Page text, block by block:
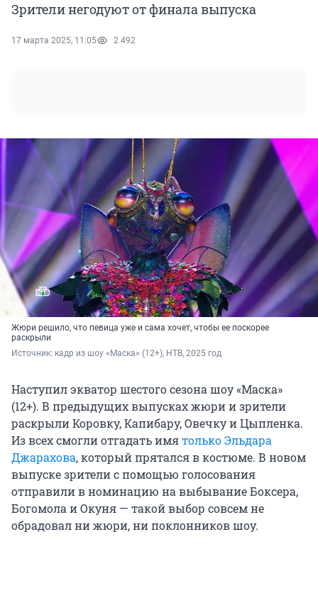
Зрители негодуют от финала выпуска
17 марта 2025, 11:05 2 492
Жюри решило, что певица уже и сама хочет, чтобы ее поскорее
раскрыли
Источник: кадр из шоу «Маска» (12+), НТВ, 2025 год
Наступил экватор шестого сезона шоу «Маска»
(12+). В предыдущих выпусках жюри и зрители
раскрыли Коровку, Капибару, Овечку и Цыпленка.
Из всех смогли отгадать имятолько Эльдара
Джарахова, который прятался в костюме. В новом
выпуске зрители с помощью голосования
отправили в номинацию на выбывание Боксера,
Богомола и Окуня — такой выбор совсем не
обрадовал ни жюри, ни поклонников шоу.